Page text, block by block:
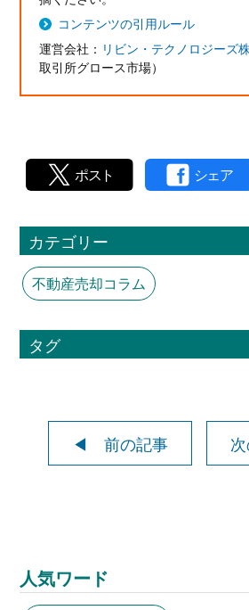
コンテンツの引用ルール
運営会社： リビン・テクノロジーズ
取引所グロース市場）
カテゴリー
不動産売却コラム
タグ
◀ 前の記事
人気ワード